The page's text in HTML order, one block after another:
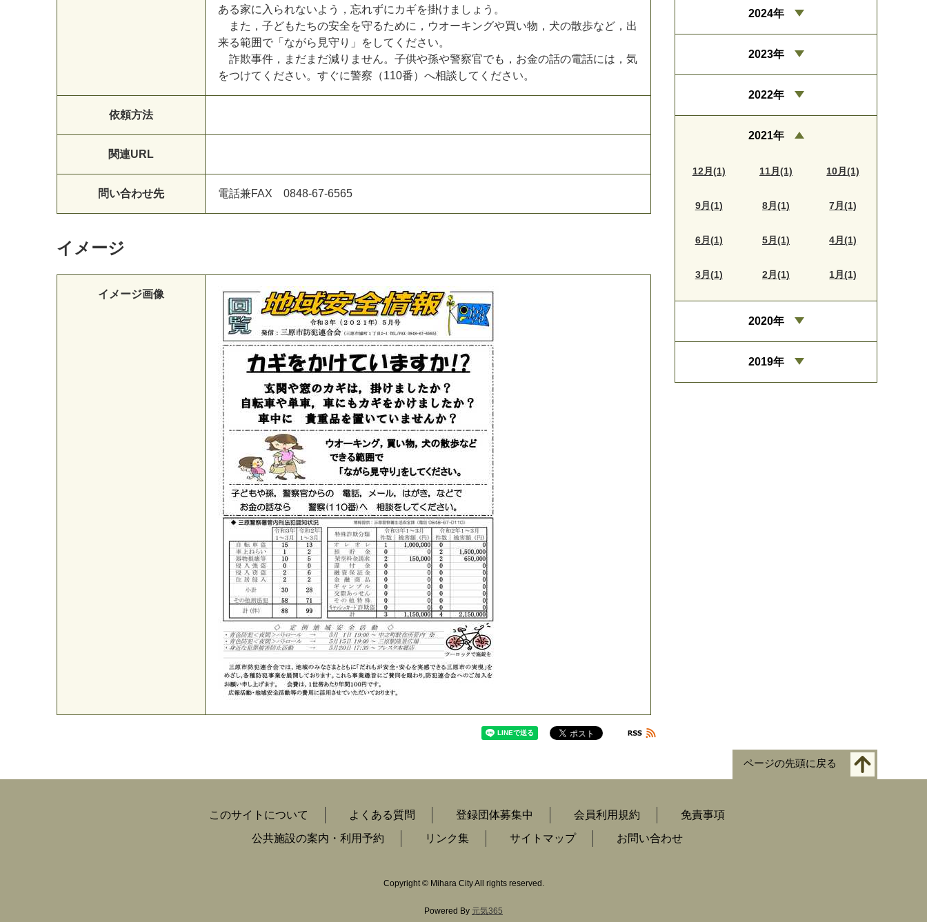
ある家に 入 られないよ う ， 忘れずに カギを掛け ま し ょ う 。
ま た ， 子どもたちの安全を守るために ， ウオーキ ングや買い物 ， 犬の散歩など ， 出
来る範囲 で 「 ながら 見守 り 」 を して く ださ い。
詐欺事件 ， ま だま だ減り ま せん。 子供や孫や警察官でも ， お金の話の電話には ， 気
をつけて く ださ い。 す ぐに警察 （110番） へ相談 して く ださ い。
依頼方法
関連URL
問い合わせ先 電話兼FAX 0848-67-6565
イメージ
イメージ画像
2024年
2023年
2022年
2021年
12月(1) 11月(1) 10月(1)
9月(1) 8月(1) 7月(1)
6月(1) 5月(1) 4月(1)
3月(1) 2月(1) 1月(1)
2020年
2019年
ページの先頭に戻る
このサイトについて よくある質問 登録団体募集中 会員利用規約
免責事項
公共施設の案内・利用予約
リンク集 サイトマップ お問い合わせ
Copyright© Mihara City All rights reserved.
Powered By 元気365